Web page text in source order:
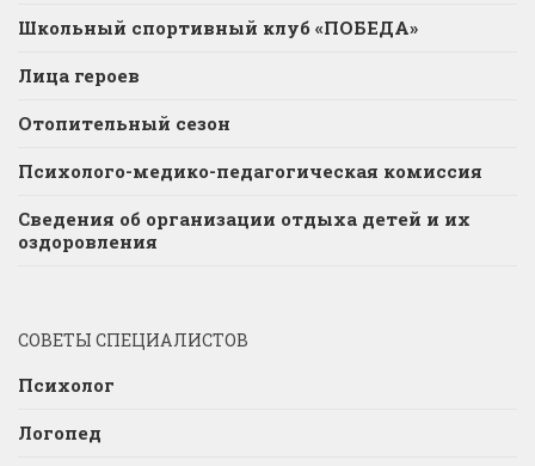
Школьный спортивный клуб «ПОБЕДА»
Лица героев
Отопительный сезон
Психолого-медико-педагогическая комиссия
Сведения об организации отдыха детей и их
оздоровления
СОВЕТЫ СПЕЦИАЛИСТОВ
Психолог
Логопед